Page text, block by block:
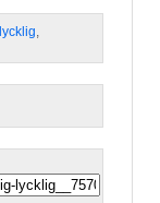
lycklig,